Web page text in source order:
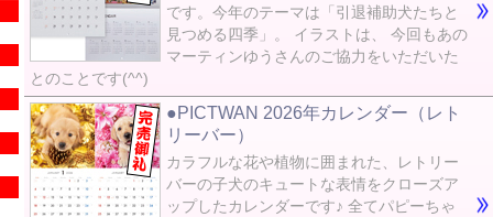
です。今年のテーマは「引退補助犬たちと
見つめる四季」。 イラストは、 今回もあの
マーティンゆうさんのご協力をいただいた
とのことです(^^)
●PICTWAN 2026年カレンダー（レト
リーバー）
カラフルな花や植物に囲まれた、レトリー
バーの子犬のキュートな表情をクローズア
ップしたカレンダーです♪ 全てパピーちゃ